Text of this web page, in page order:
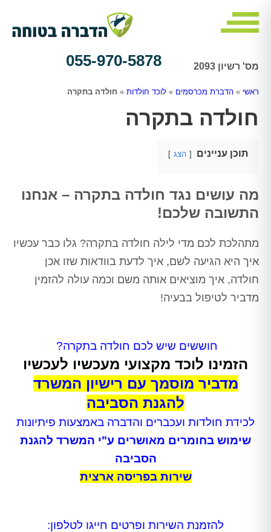
מס' רשיון 2093 055-970-5878
ראשי » הדברת מכרסמים » לוכד חולדות » חולדה בתקרה
חולדה בתקרה
תוכן עניינים הצג
מה עושים נגד חולדה בתקרה – אנחנו
התשובה שלכם!
מתהלכת לכם מדי לילה חולדה בתקרה? גלו כבר עכשיו
איך היא הגיעה לשם, איך לדעת בוודאות שזו אכן
חולדה, איך מוציאים אותה משם וכמה עולה להזמין
מדביר לטיפול בבעיה!
חוששים שיש לכם חולדה בתקרה?
הזמינו לוכד מקצועי מעכשיו לעכשיו
מדביר מוסמך עם רישיון המשרד
להגנת הסביבה
לכידת חולדות ועכברים והדברה באמצעות פיתיונות
שימוש בחומרים מאושרים ע"י המשרד להגנת
הסביבה
שירות בפריסה ארצית
להזמנת השירות ופרטים חייגו לטלפון: